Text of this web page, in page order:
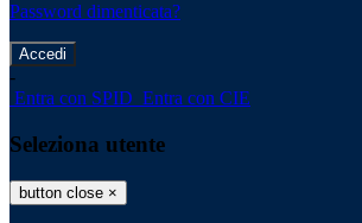
Password dimenticata?
-
Entra con SPID Entra con CIE
Seleziona utente
button close ×